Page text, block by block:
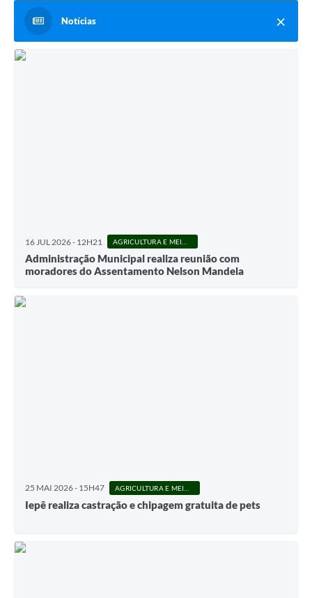
Notícias
16 JUL 2026 - 12H21
Administração Municipal realiza reunião com
moradores do Assentamento Nelson Mandela
25 MAI 2026 - 15H47
Iepê realiza castração e chipagem gratuita de pets